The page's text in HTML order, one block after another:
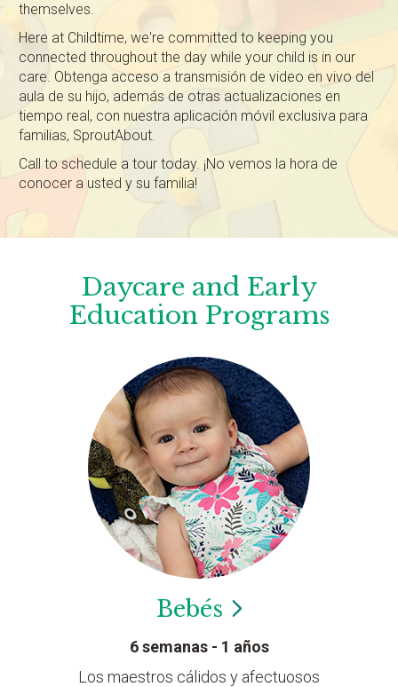
themselves.
Here at Childtime, we're committed to keeping you
connected throughout the day while your child is in our
care. Obtenga acceso a transmisión de video en vivo del
aula de su hijo, además de otras actualizaciones en
tiempo real, con nuestra aplicación móvil exclusiva para
familias, SproutAbout.
Call to schedule a tour today. ¡No vemos la hora de
conocer a usted y su familia!
Daycare and Early
Education Programs
Bebés
6 semanas - 1 años
Los maestros cálidos y afectuosos